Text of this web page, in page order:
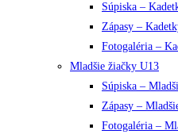
Súpiska –
Zápasy –
Fotogaléria –
Mladšie žiačky U13
Súpiska –
Zápasy –
Fotogaléria –